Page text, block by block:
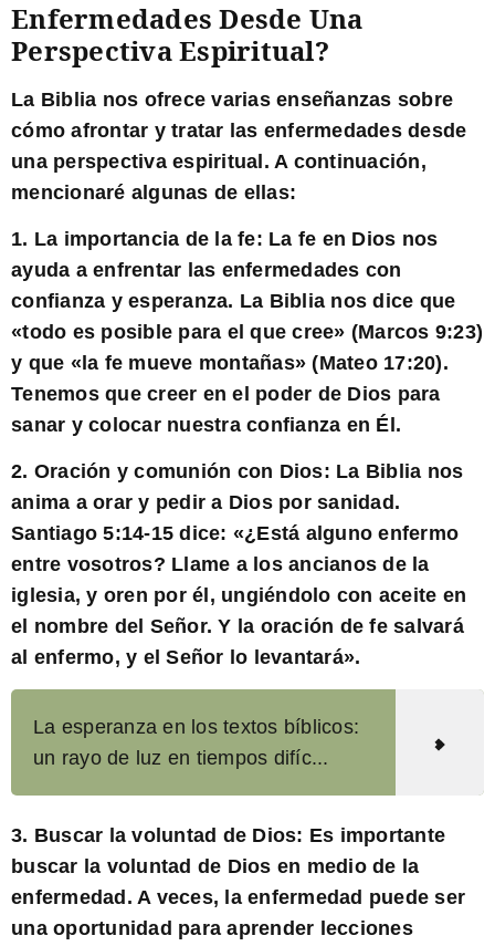
Enfermedades Desde Una
Perspectiva Espiritual?
La Biblia nos ofrece varias enseñanzas sobre
cómo afrontar y tratar las enfermedades desde
una perspectiva espiritual. A continuación,
mencionaré algunas de ellas:
1. La importancia de la fe: La fe en Dios nos
ayuda a enfrentar las enfermedades con
confianza y esperanza. La Biblia nos dice que
«todo es posible para el que cree» (Marcos 9:23)
y que «la fe mueve montañas» (Mateo 17:20).
Tenemos que creer en el poder de Dios para
sanar y colocar nuestra confianza en Él.
2. Oración y comunión con Dios: La Biblia nos
anima a orar y pedir a Dios por sanidad.
Santiago 5:14-15 dice: «¿Está alguno enfermo
entre vosotros? Llame a los ancianos de la
iglesia, y oren por él, ungiéndolo con aceite en
el nombre del Señor. Y la oración de fe salvará
al enfermo, y el Señor lo levantará».
La esperanza en los textos bíblicos:
un rayo de luz en tiempos difíc...
3. Buscar la voluntad de Dios: Es importante
buscar la voluntad de Dios en medio de la
enfermedad. A veces, la enfermedad puede ser
una oportunidad para aprender lecciones